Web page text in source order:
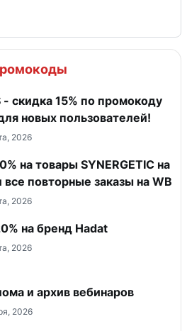
- скидка 15% по промокоду
новых пользователей!
2026
на товары SYNERGETIC на
повторные заказы на WB
2026
на бренд Hadat
2026
и архив вебинаров
2026